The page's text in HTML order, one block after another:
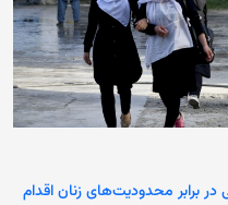
آموزش محروم شده‌اند، بورسیه تحصیلی اعطا کنند. همچنین جنبش زنان متقدر
جهانی برای حمایت از آموزش
افغانستان قدردانی کرده است. قابل ذکر است که کنفرانس بین‌المللی
حکومت فعلی در اسلام‌آباد برگزار
زنان در کشورهای اسلامی، مورد
حمایت مذهب، قانون اساسی و قوانین بین‌المللی است. در بیانیه پایانی این
در افغانستان نشده است، اما با
شده است.
برابر محدودیت‌های زنان اقدام